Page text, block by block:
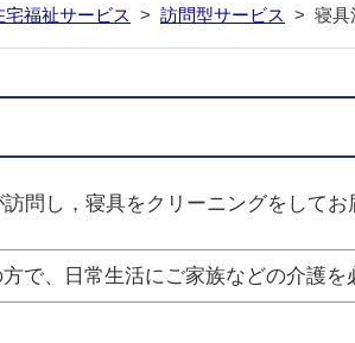
宅福祉サービス > 訪問型サービス > 寝具
問し，寝具をクリーニングをしてお
で、日常生活にご家族などの介護を